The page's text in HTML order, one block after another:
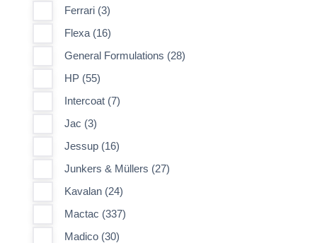
Ferrari (3)
Flexa (16)
General Formulations (28)
HP (55)
Intercoat (7)
Jac (3)
Jessup (16)
Junkers & Müllers (27)
Kavalan (24)
Mactac (337)
Madico (30)